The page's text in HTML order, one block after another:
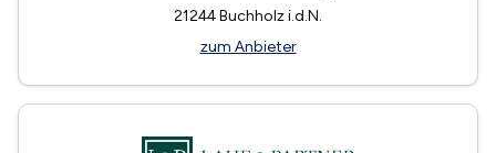
21244Buchholz i.d.N.
zum Anbieter